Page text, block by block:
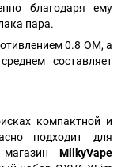
благодаря ему
пара.
0.8 ОМ, а
составляет
компактной и
подходит для
магазин MilkyVape